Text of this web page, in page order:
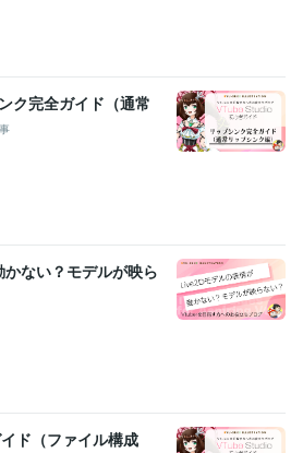
ク完全ガイド（通常
ない？モデルが映ら
ド（ファイル構成